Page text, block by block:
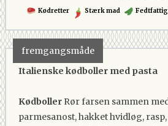
Kødretter Stærk mad
fremgangsmåde
Italienske kødboller med pasta
Kødboller Rør farsen sammen
parmesanost, hakket hvidløg,